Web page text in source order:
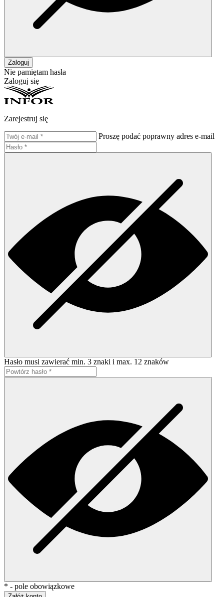
Zaloguj
Nie pamiętam hasła
Zaloguj się
Zarejestruj się
Proszę podać poprawny adres e-mail
Hasło musi zawierać min. 3 znaki i max. 12 znaków
* - pole obowiązkowe